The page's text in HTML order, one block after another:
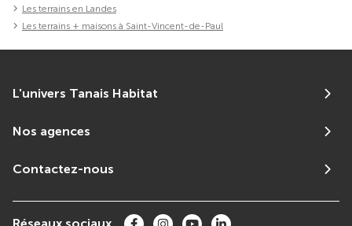
Les terrains en Landes
Les terrains + maisons à Saint-Vincent-de-Paul
L'univers Tanais Habitat
Nos agences
Contactez-nous